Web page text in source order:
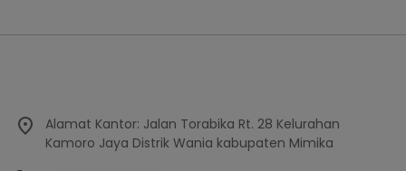
Alamat Kantor: Jalan Torabika Rt. 28 Kelurahan
Kamoro Jaya Distrik Wania kabupaten Mimika